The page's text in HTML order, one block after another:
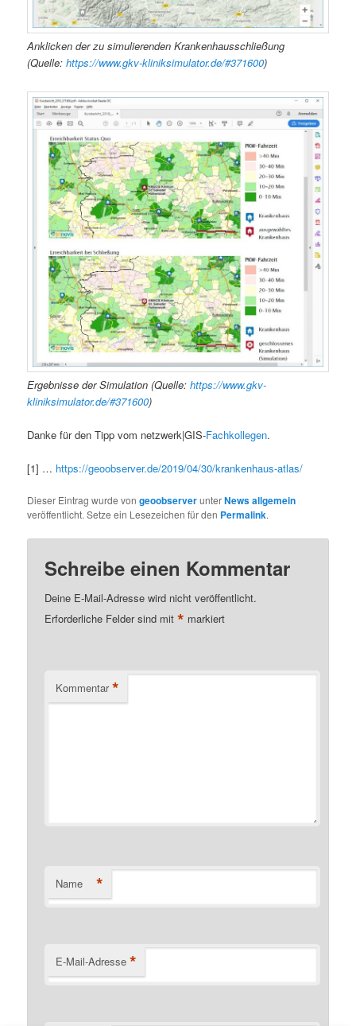
Anklicken der zu simulierenden Krankenhausschließung
(Quelle:https://www.gkv-kliniksimulator.de/#371600)
Ergebnisse der Simulation (Quelle:https://www.gkv-
kliniksimulator.de/#371600)
Danke für den Tipp vom netzwerk|GIS-Fachkollegen.
[1] … https://geoobserver.de/2019/04/30/krankenhaus-atlas/
Dieser Eintrag wurde vongeoobserverunterNews allgemein
veröffentlicht. Setze ein Lesezeichen für den Permalink.
Schreibe einen Kommentar
Deine E-Mail-Adresse wird nicht veröffentlicht.
Erforderliche Felder sind mit* markiert
Kommentar *
Name *
E-Mail-Adresse *